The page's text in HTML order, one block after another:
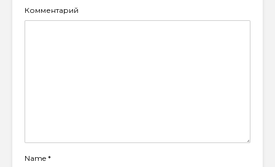
Комментарий
Name *